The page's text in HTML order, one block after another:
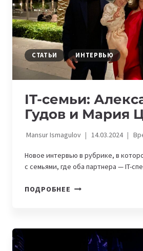
СТАТЬИ ИНТЕРВЬЮ
IT-семьи:
Гудов и Мария
Mansur Ismagulov 14.03.2024
Новое интервью в рубрике, в
с семьями, где оба партнера — IT-
ПОДРОБНЕЕ IT-
МАРИЯ